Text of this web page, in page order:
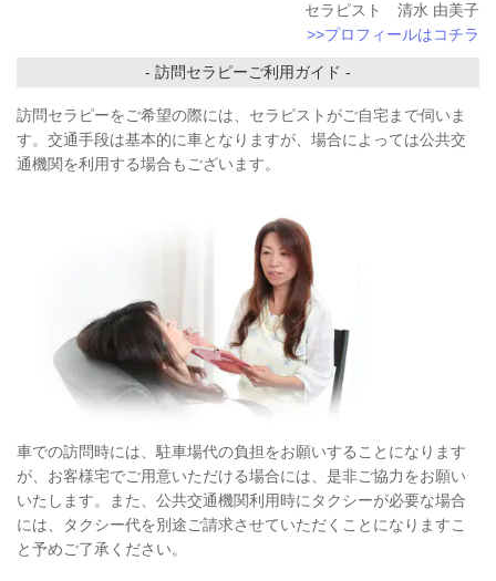
セラピスト 清水 由美子
>>プロフィールはコチラ
- 訪問セラピーご利用ガイド -
訪問セラピーをご希望の際には、セラピストがご自宅まで伺いま
す。交通手段は基本的に車となりますが、場合によっては公共交
通機関を利用する場合もございます。
車での訪問時には、駐車場代の負担をお願いすることになります
が、お客様宅でご用意いただける場合には、是非ご協力をお願い
いたします。また、公共交通機関利用時にタクシーが必要な場合
には、タクシー代を別途ご請求させていただくことになりますこ
と予めご了承ください。